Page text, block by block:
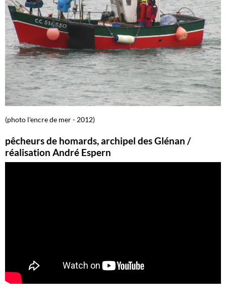
(photo l'encre de mer - 2012)
pêcheurs de homards, archipel des Glénan /
réalisation André Espern